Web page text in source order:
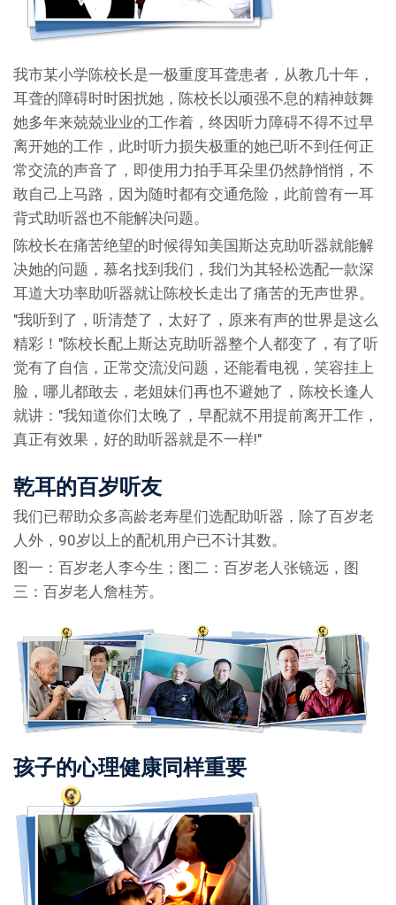
我市某小学陈校长是一极重度耳聋患者，从教几十年，
耳聋的障碍时时困扰她，陈校长以顽强不息的精神鼓舞
她多年来兢兢业业的工作着，终因听力障碍不得不过早
离开她的工作，此时听力损失极重的她已听不到任何正
常交流的声音了，即使用力拍手耳朵里仍然静悄悄，不
敢自己上马路，因为随时都有交通危险，此前曾有一耳
背式助听器也不能解决问题。
陈校长在痛苦绝望的时候得知美国斯达克助听器就能解
决她的问题，慕名找到我们，我们为其轻松选配一款深
耳道大功率助听器就让陈校长走出了痛苦的无声世界。
"我听到了，听清楚了，太好了，原来有声的世界是这么
精彩！"陈校长配上斯达克助听器整个人都变了，有了听
觉有了自信，正常交流没问题，还能看电视，笑容挂上
脸，哪儿都敢去，老姐妹们再也不避她了，陈校长逢人
就讲："我知道你们太晚了，早配就不用提前离开工作，
真正有效果，好的助听器就是不一样!"
乾耳的百岁听友
我们已帮助众多高龄老寿星们选配助听器，除了百岁老
人外，90岁以上的配机用户已不计其数。
图一：百岁老人李今生；图二：百岁老人张镜远，图
三：百岁老人詹桂芳。
孩子的心理健康同样重要